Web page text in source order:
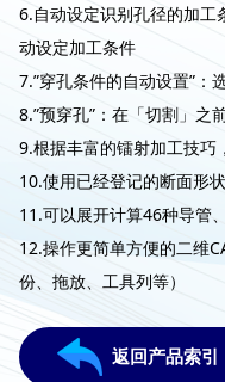
6.自动设定识别孔径的加
动设定加工条件
7.”穿孔条件的自动设置”：
8.”预穿孔”：在「切割」之
9.根据丰富的镭射加工技巧
10.使用已经登记的断面形
11.可以展开计算46种导管
12.操作更简单方便的二维
份、拖放、工具列等）
返回产品索引